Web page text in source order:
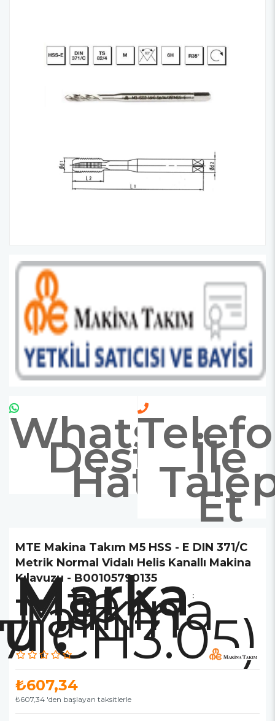
Whatsapp
Destek
Hattı İle
Et
MTE Makina Takım M5 HSS - E DIN 371/C
Metrik Normal Vidalı Helis Kanallı Makina
Kılavuzu - B00105790135
Marka :
Mte
Makina
Takım
₺607,34
₺607,34 'den başlayan taksitlerle